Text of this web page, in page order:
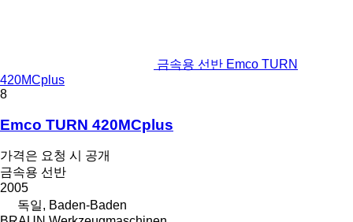
금속용 선반 Emco TURN
420MCplus
8
Emco TURN 420MCplus
가격은 요청 시 공개
금속용 선반
2005
독일, Baden-Baden